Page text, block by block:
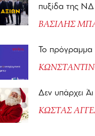
πυξίδα της ΝΔ
ΒΑΣΙΛΗΣ
Το πρόγραμμα
Δεν υπάρχει
ΚΩΣΤΑΣ